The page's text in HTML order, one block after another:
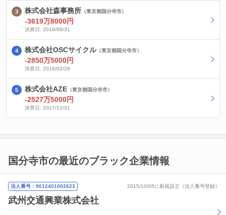
株式会社森事務所 （東京都国分寺市）
-3619万8000円
決算日: 2018/08/31
株式会社OSCサイクル（東京都国分寺市）
-2850万5000円
決算日: 2018/02/28
株式会社AZE （東京都国分寺市）
-2527万5000円
決算日: 2017/12/31
国分寺市の最近のブラック企業情報
法人番号：9012401002623 2015/10/05に新規設立（法人番号登録）
武州交通興業株式会社